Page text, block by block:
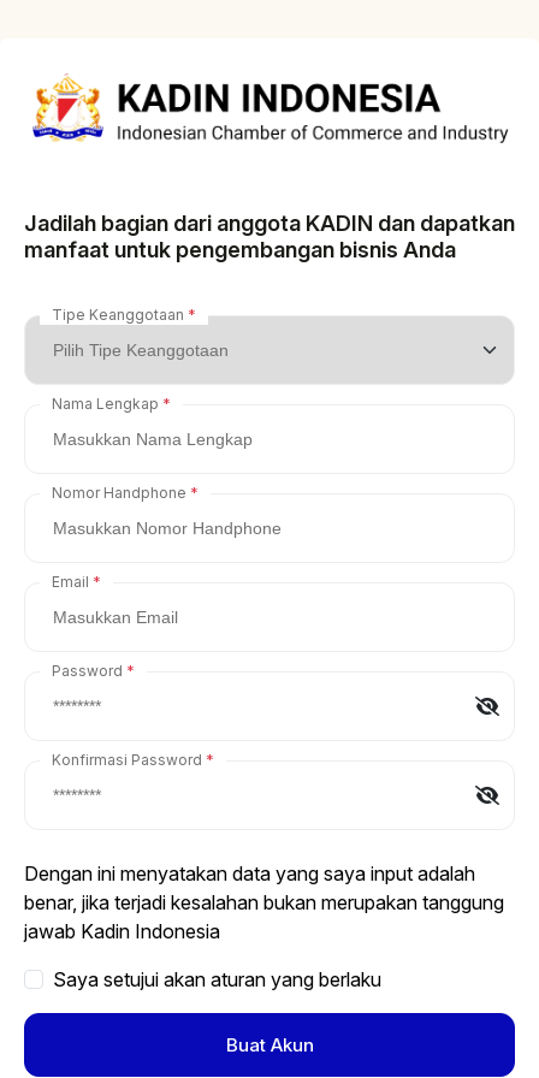
Jadilah bagian dari anggota KADIN dan dapatkan
manfaat untuk pengembangan bisnis Anda
Tipe Keanggotaan
Nama Lengkap
Nomor Handphone
Email
Password
Konfirmasi Password
Dengan ini menyatakan data yang saya input adalah
benar, jika terjadi kesalahan bukan merupakan tanggung
jawab Kadin Indonesia
Saya setujui akan aturan yang berlaku
Buat Akun